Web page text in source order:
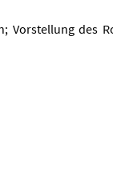
Vorstellung des